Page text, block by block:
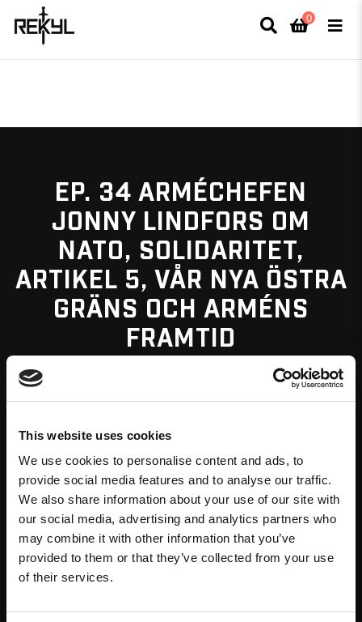
This website uses cookies
We use cookies to personalise content and ads, to
provide social media features and to analyse our traffic.
We also share information about your use of our site with
our social media, advertising and analytics partners who
may combine it with other information that you’ve
provided to them or that they’ve collected from your use
of their services.
FULLT TRYCK I LEDNINGAR- MEDFÖR LÄNGRE LEVERANSTID - FRI FRAKT
0
EP. 34 ARMÉCHEFEN
JONNY LINDFORS OM
NATO, SOLIDARITET,
ARTIKEL 5, VÅR NYA ÖSTRA
GRÄNS OCH ARMÉNS
FRAMTID
Ett efterfrågat och efterlängtat avsnitt på temat NATO. I
studion med Jon Svärdhagen har RekylPodden med
Sveriges styrkor i alliansen, Artikel 5, vår nya gräns som
flyttat österut, hur Sverige assisterar NATOs långskjutande
system, stationering i Lettland och varför Nordkalotten är
strategiskt viktigt nu och än mer i framtiden.